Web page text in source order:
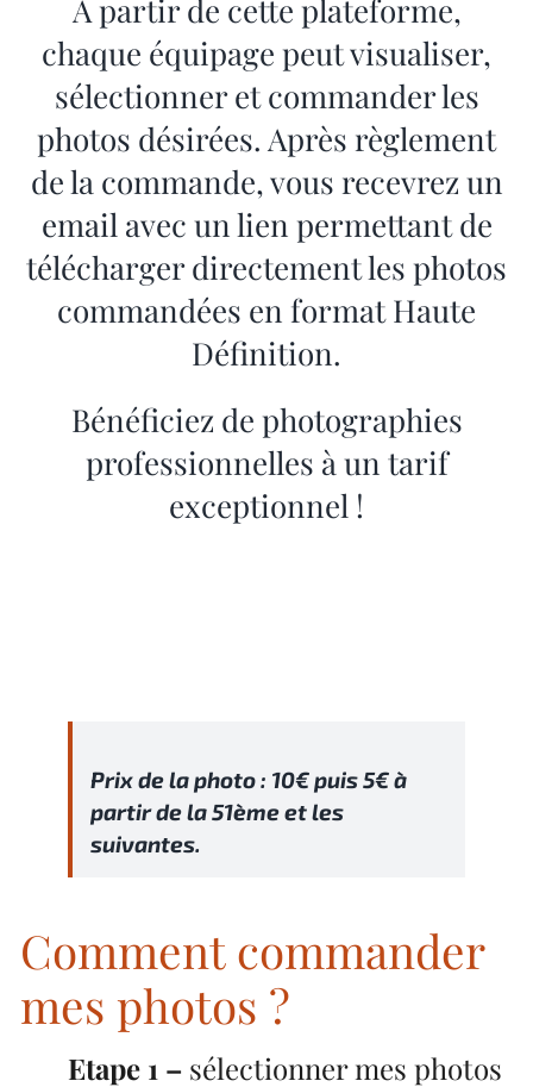
A partir de cette plateforme,
chaque équipage peut visualiser,
sélectionner et commander les
photos désirées. Après règlement
de la commande, vous recevrez un
email avec un lien permettant de
télécharger directement les photos
commandées en format Haute
Définition.
Bénéficiez de photographies
professionnelles à un tarif
exceptionnel !
Prix de la photo : 10€ puis 5€ à
partir de la 51ème et les
suivantes.
Comment commander
mes photos ?
Etape 1 – sélectionner mes photos